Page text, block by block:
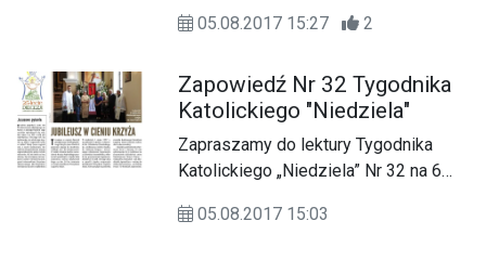
05.08.2017 15:27
2
Zapowiedź Nr 32 Tygodnika
Katolickiego "Niedziela"
Zapraszamy do lektury Tygodnika
Katolickiego „Niedziela” Nr 32 na 6
05.08.2017 15:03